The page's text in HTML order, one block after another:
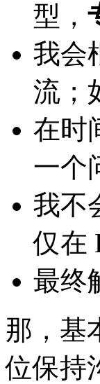
型，
我会
流；
在时
一个
我不
仅在
最终
那，基
位保持